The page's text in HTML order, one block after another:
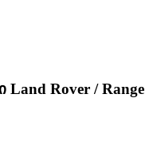
Land Rover / Range